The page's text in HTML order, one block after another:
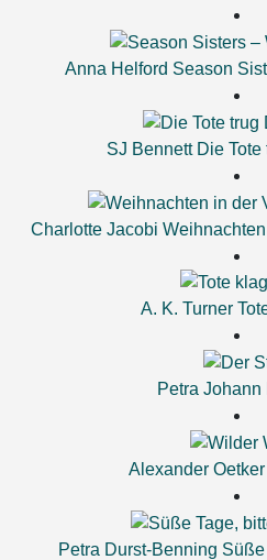
Anna Helford Season
SJ Bennett Die
Charlotte Jacobi
A. K. Turner
Petra Johann
Alexander Oetker
Petra Durst-Benning Süße